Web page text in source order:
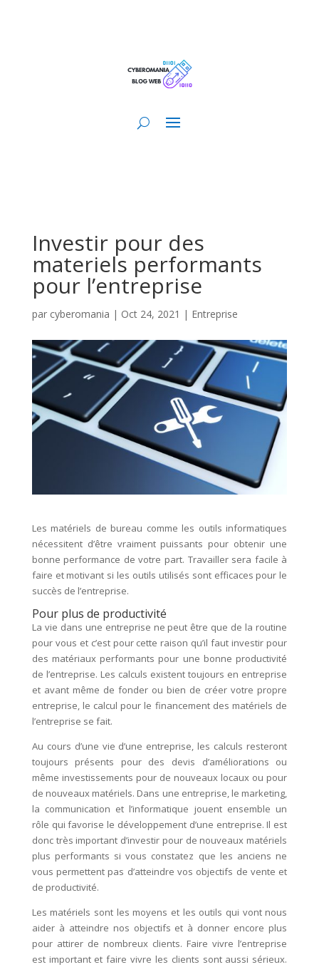
Investir pour des
materiels performants
pour l’entreprise
par cyberomania | Oct 24, 2021 | Entreprise
Les matériels de bureau comme les outils informatiques
nécessitent d’être vraiment puissants pour obtenir une
bonne performance de votre part. Travailler sera facile à
faire et motivant si les outils utilisés sont efficaces pour le
succès de l’entreprise.
Pour plus de productivité
La vie dans une entreprise ne peut être que de la routine
pour vous et c’est pour cette raison qu’il faut investir pour
des matériaux performants pour une bonne productivité
de l’entreprise. Les calculs existent toujours en entreprise
et avant même de fonder ou bien de créer votre propre
entreprise, le calcul pour le financement des matériels de
l’entreprise se fait.
Au cours d’une vie d’une entreprise, les calculs resteront
toujours présents pour des devis d’améliorations ou
même investissements pour de nouveaux locaux ou pour
de nouveaux matériels. Dans une entreprise, le marketing,
la communication et l’informatique jouent ensemble un
rôle qui favorise le développement d’une entreprise. Il est
donc très important d’investir pour de nouveaux matériels
plus performants si vous constatez que les anciens ne
vous permettent pas d’atteindre vos objectifs de vente et
de productivité.
Les matériels sont les moyens et les outils qui vont nous
aider à atteindre nos objectifs et à donner encore plus
pour attirer de nombreux clients. Faire vivre l’entreprise
est important et faire vivre les clients sont aussi sérieux.